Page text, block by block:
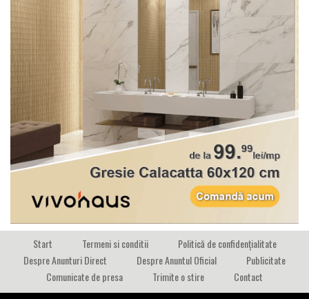
Start Termeni si conditii
Politică de confidențialitate
Despre Anunturi Direct
Despre Anuntul Oficial
Publicitate
Comunicate de presa
Trimite o stire Contact